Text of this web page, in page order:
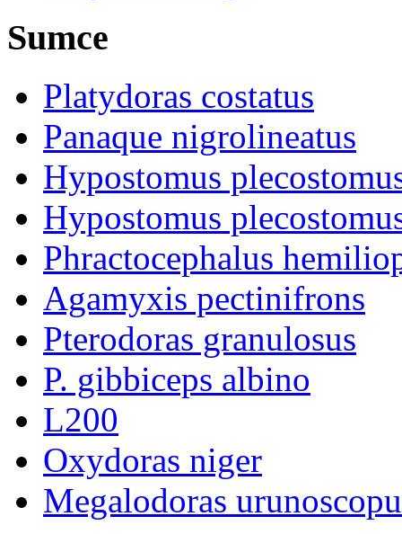
Sumce
Platydoras costatus
Panaque nigrolineatus
Hypostomus
Hypostomus
Phractocephalus
Agamyxis pectinifrons
Pterodoras granulosus
P. gibbiceps albino
L200
Oxydoras niger
Megalodoras